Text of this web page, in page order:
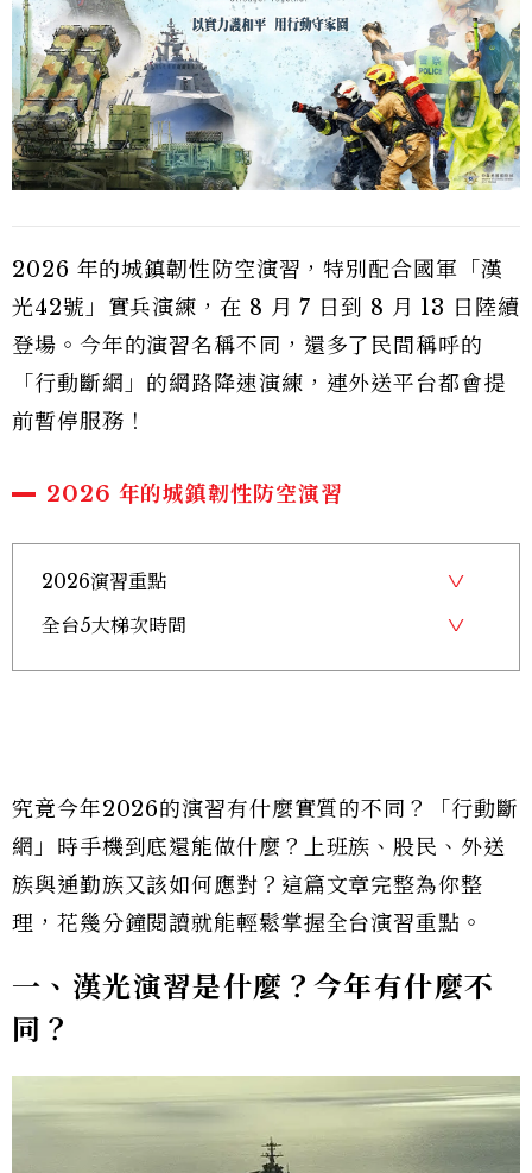
2026 年的城鎮韌性防空演習，特別配合國軍「漢
光42號」實兵演練，在 8 月 7 日到 8 月 13 日陸續
登場。今年的演習名稱不同，還多了民間稱呼的
「行動斷網」的網路降速演練，連外送平台都會提
前暫停服務！
2026 年的城鎮韌性防空演習
2026演習重點
全台5大梯次時間
究竟今年2026的演習有什麼實質的不同？「行動斷
網」時手機到底還能做什麼？上班族、股民、外送
族與通勤族又該如何應對？這篇文章完整為你整
理，花幾分鐘閱讀就能輕鬆掌握全台演習重點。
一、漢光演習是什麼？今年有什麼不
同？